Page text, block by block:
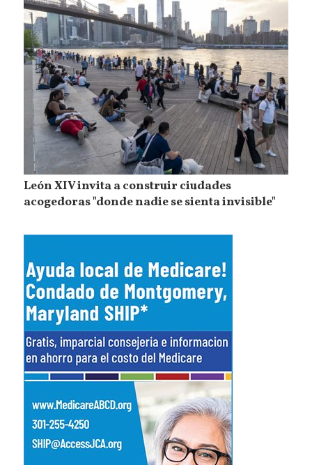
León XIV invita a construir ciudades
acogedoras "donde nadie se sienta invisible"